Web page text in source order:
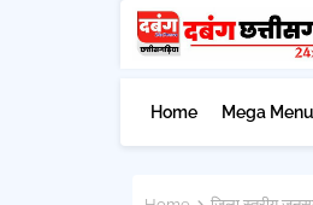
Home Mega Menu